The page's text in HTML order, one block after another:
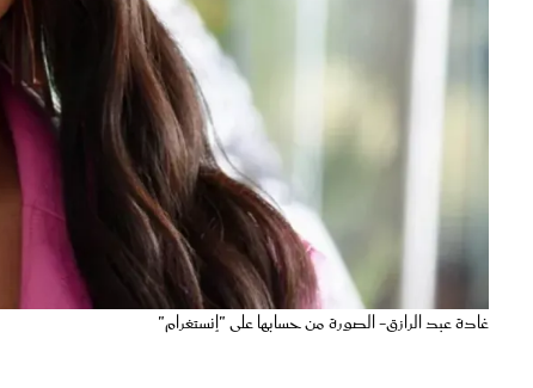
غادة عبد الرازق- الصورة من حسابها على "إنستغرام"